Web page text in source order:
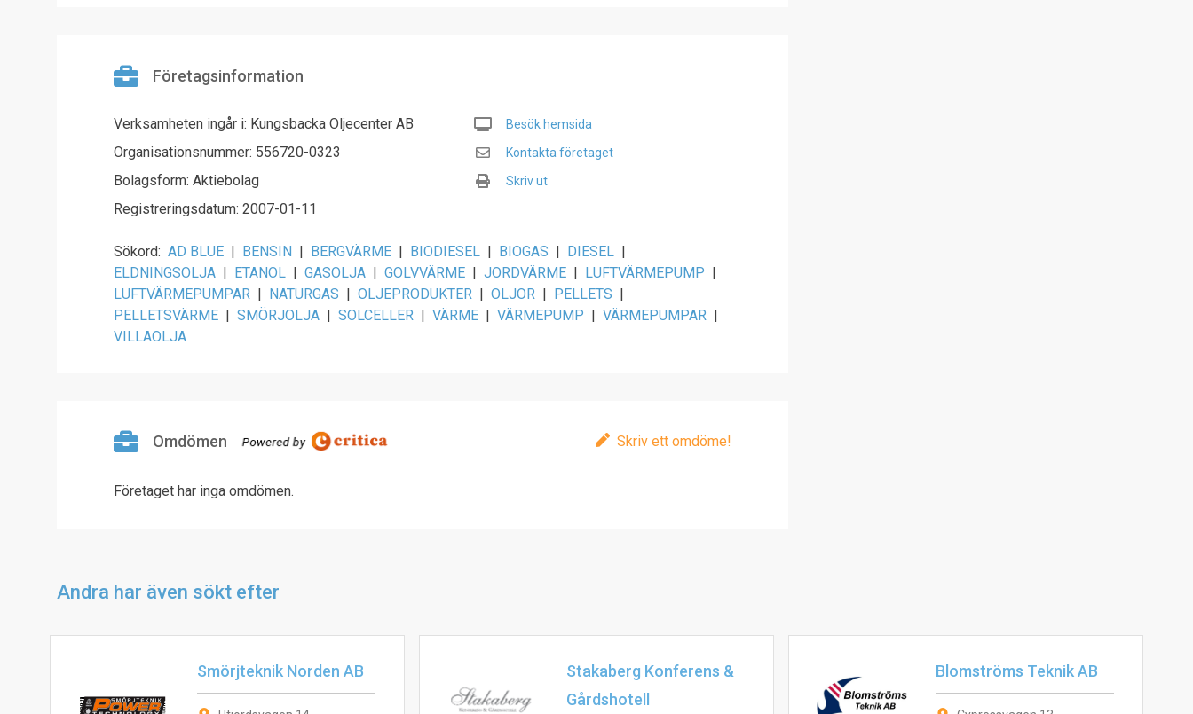
Företagsinformation
Verksamheten ingår i: Kungsbacka Oljecenter AB
Organisationsnummer: 556720-0323
Bolagsform: Aktiebolag
Registreringsdatum: 2007-01-11
Besök hemsida
Kontakta företaget
Skriv ut
Sökord: AD BLUE | BENSIN | BERGVÄRME | BIODIESEL | BIOGAS | DIESEL |
ELDNINGSOLJA | ETANOL | GASOLJA | GOLVVÄRME | JORDVÄRME | LUFTVÄRMEPUMP |
LUFTVÄRMEPUMPAR | NATURGAS | OLJEPRODUKTER | OLJOR | PELLETS |
PELLETSVÄRME | SMÖRJOLJA | SOLCELLER | VÄRME | VÄRMEPUMP | VÄRMEPUMPAR |
VILLAOLJA
Omdömen Skriv ett omdöme!
Företaget har inga omdömen.
Andra har även sökt efter
Smörjteknik Norden AB
Stakaberg Konferens &
Gårdshotell
Blomströms Teknik AB